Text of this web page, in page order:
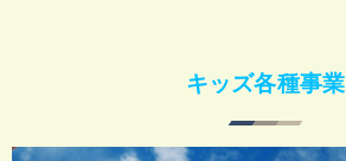
キッズ各種事業